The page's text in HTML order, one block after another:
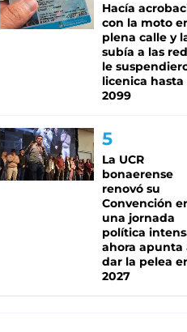
Hacía
con la moto
plena calle y
subía a las
le
licenica hasta
2099
La UCR
bonaerense
renovó su
Convención
una jornada
política
ahora apunta
dar la pelea
2027